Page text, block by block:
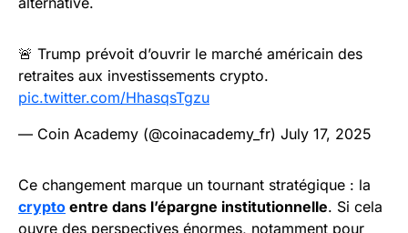
🚨 Trump prévoit d’ouvrir le marché américain des
retraites aux investissements crypto.
pic.twitter.com/HhasqsTgzu
— Coin Academy (@coinacademy_fr) July 17, 2025
Ce changement marque un tournant stratégique : la
crypto entre dans l’épargne institutionnelle. Si cela
ouvre des perspectives énormes, notamment pour